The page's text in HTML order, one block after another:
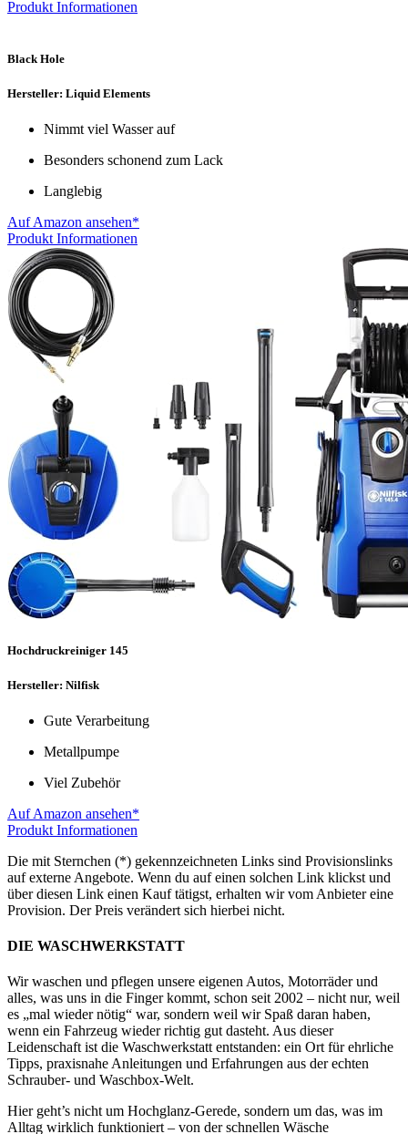
Produkt Informationen
Black Hole
Hersteller: Liquid Elements
Nimmt viel Wasser auf
Besonders schonend zum Lack
Langlebig
Auf Amazon ansehen*
Produkt Informationen
Hochdruckreiniger 145
Hersteller: Nilfisk
Gute Verarbeitung
Metallpumpe
Viel Zubehör
Auf Amazon ansehen*
Produkt Informationen
Die mit Sternchen (*) gekennzeichneten Links sind Provisionslinks
auf externe Angebote. Wenn du auf einen solchen Link klickst und
über diesen Link einen Kauf tätigst, erhalten wir vom Anbieter eine
Provision. Der Preis verändert sich hierbei nicht.
DIE WASCHWERKSTATT
Wir waschen und pflegen unsere eigenen Autos, Motorräder und
alles, was uns in die Finger kommt, schon seit 2002 – nicht nur, weil
es „mal wieder nötig“ war, sondern weil wir Spaß daran haben,
wenn ein Fahrzeug wieder richtig gut dasteht. Aus dieser
Leidenschaft ist die Waschwerkstatt entstanden: ein Ort für ehrliche
Tipps, praxisnahe Anleitungen und Erfahrungen aus der echten
Schrauber- und Waschbox-Welt.
Hier geht’s nicht um Hochglanz-Gerede, sondern um das, was im
Alltag wirklich funktioniert – von der schnellen Wäsche